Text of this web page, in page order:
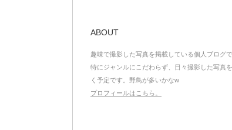
ABOUT
趣味で撮影した写真を掲載している個人ブログ
特にジャンルにこだわらず、日々撮影した写真
く予定です。野鳥が多いかなw
プロフィールはこちら。